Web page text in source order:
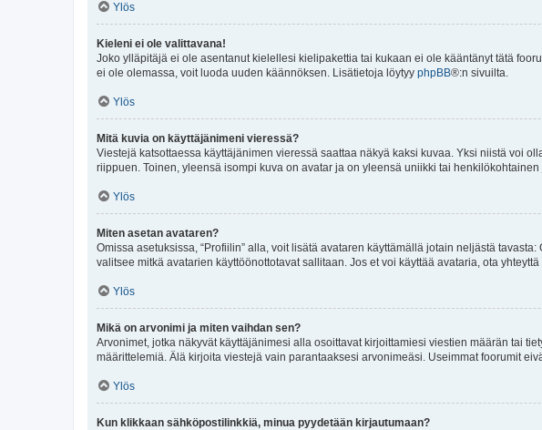
Ylös
Kieleni ei ole valittavana!
Joko ylläpitäjä ei ole asentanut kielellesi kielipakettia tai kukaan ei ole kääntänyt tätä
ei ole olemassa, voit luoda uuden käännöksen. Lisätietoja löytyy phpBB®:n sivuilta.
Ylös
Mitä kuvia on käyttäjänimeni vieressä?
Viestejä katsottaessa käyttäjänimen vieressä saattaa näkyä kaksi kuvaa. Yksi niistä voi
riippuen. Toinen, yleensä isompi kuva on avatar ja on yleensä uniikki tai
Ylös
Miten asetan avataren?
Omissa asetuksissa, “Profiilin” alla, voit lisätä avataren käyttämällä jotain neljästä
valitsee mitkä avatarien käyttöönottotavat sallitaan. Jos et voi käyttää avataria, ota
Ylös
Mikä on arvonimi ja miten vaihdan sen?
Arvonimet, jotka näkyvät käyttäjänimesi alla osoittavat kirjoittamiesi viestien määrän tai
määrittelemiä. Älä kirjoita viestejä vain parantaaksesi arvonimeäsi. Useimmat foorumit
Ylös
Kun klikkaan sähköpostilinkkiä, minua pyydetään kirjautumaan?